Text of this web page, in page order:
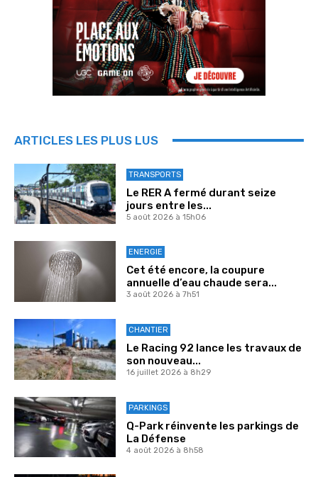
ARTICLES LES PLUS LUS
TRANSPORTS
Le RER A fermé durant seize
jours entre les...
5 août 2026 à 15h06
ENERGIE
Cet été encore, la coupure
annuelle d’eau chaude sera...
3 août 2026 à 7h51
CHANTIER
Le Racing 92 lance les travaux de
son nouveau...
16 juillet 2026 à 8h29
PARKINGS
Q-Park réinvente les parkings de
La Défense
4 août 2026 à 8h58